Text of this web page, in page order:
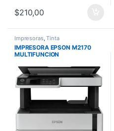
$210,00
Impresoras,Tinta
IMPRESORA EPSON M2170
MULTIFUNCION
DUPLEX/WIFI T534
C11CH43301